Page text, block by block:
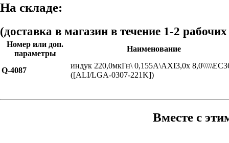
На складе:
(доставка в магазин в течение 1-2
Номер или доп.
параметры
Наименование
Q-4087
индук 220,0мкГн\ 0,155А\AXI3,0x
([ALI/LGA-0307-221K])
Вместе с